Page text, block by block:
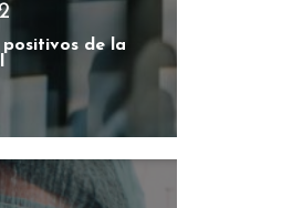
positivos de la